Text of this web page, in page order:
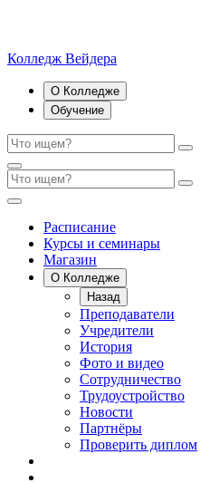
Колледж Вейдера
О Колледже
Обучение
Расписание
Курсы и семинары
Магазин
О Колледже
Назад
Преподаватели
Учредители
История
Фото и видео
Сотрудничество
Трудоустройство
Новости
Партнёры
Проверить диплом